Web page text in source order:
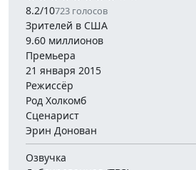
8.2/10723 голосов
Зрителей в США
9.60 миллионов
Премьера
21 января 2015
Режиссёр
Род Холкомб
Сценарист
Эрин Донован
Озвучка